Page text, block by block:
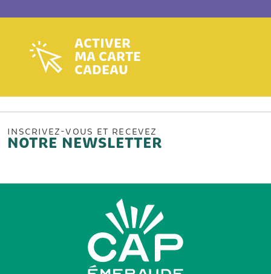
ACTIVER
MA CARTE
CADEAU
INSCRIVEZ-VOUS ET RECEVEZ
NOTRE NEWSLETTER